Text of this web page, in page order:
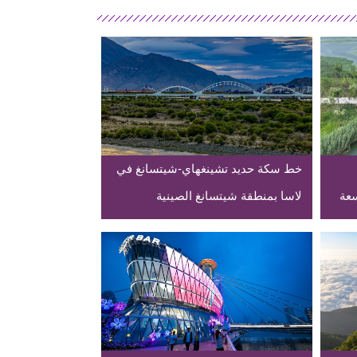
خط سكة حديد تشينغهاي-شيتسانغ في
لاسا بمنطقة شيتسانغ الصينية